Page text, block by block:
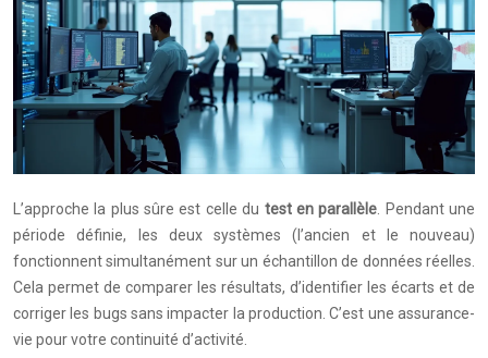
L’approche la plus sûre est celle du test en parallèle . Pendant une
période définie, les deux systèmes (l’ancien et le nouveau)
fonctionnent simultanément sur un échantillon de données réelles.
Cela permet de comparer les résultats, d’identifier les écarts et de
corriger les bugs sans impacter la production. C’est une assurance-
vie pour votre continuité d’activité.